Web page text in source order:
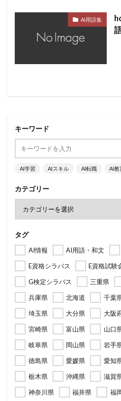
AI用語集
キーワード
AI学習 AIスキル AI転職 AI教
カテゴリー
タグ
AI情報 AI用語・和文
E資格シラバス
E資格試験
G検定シラバス
三重県
兵庫県
北海道 千葉
埼玉県
大分県 大阪
宮崎県
富山県 山口
岐阜県
岡山県 岩手
徳島県
愛媛県 愛知
栃木県
沖縄県 滋賀
神奈川県
福井県 福